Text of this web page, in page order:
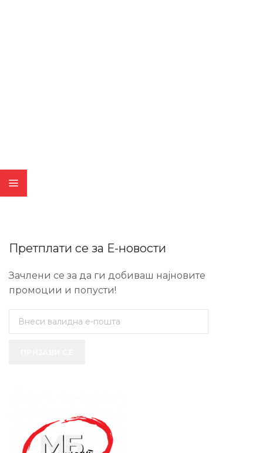
Претплати се за Е-новости
Зачлени се за да ги добиваш најновите
промоции и попусти!